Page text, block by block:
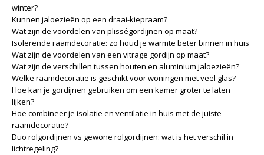
winter?
Kunnen jaloezieën op een draai-kiepraam?
Wat zijn de voordelen van plisségordijnen op maat?
Isolerende raamdecoratie: zo houd je warmte beter binnen in huis
Wat zijn de voordelen van een vitrage gordijn op maat?
Wat zijn de verschillen tussen houten en aluminium jaloezieën?
Welke raamdecoratie is geschikt voor woningen met veel glas?
Hoe kan je gordijnen gebruiken om een kamer groter te laten
lijken?
Hoe combineer je isolatie en ventilatie in huis met de juiste
raamdecoratie?
Duo rolgordijnen vs gewone rolgordijnen: wat is het verschil in
lichtregeling?